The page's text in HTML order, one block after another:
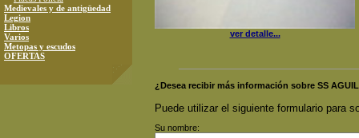
Medievales y de antigüedad
Legion
Libros
Varios
Metopas y escudos
OFERTAS
ver detalle...
¿Desea recibir más información sobre SS
Puede utilizar el siguiente formulario para
Su nombre: